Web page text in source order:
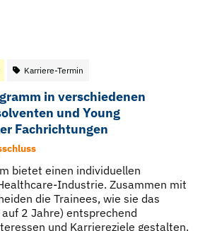
Karriere-Termin
in verschiedenen
und Young
Fachrichtungen
bietet einen individuellen
Industrie. Zusammen mit
die Trainees, wie sie das
2 Jahre) entsprechend
und Karriereziele gestalten.